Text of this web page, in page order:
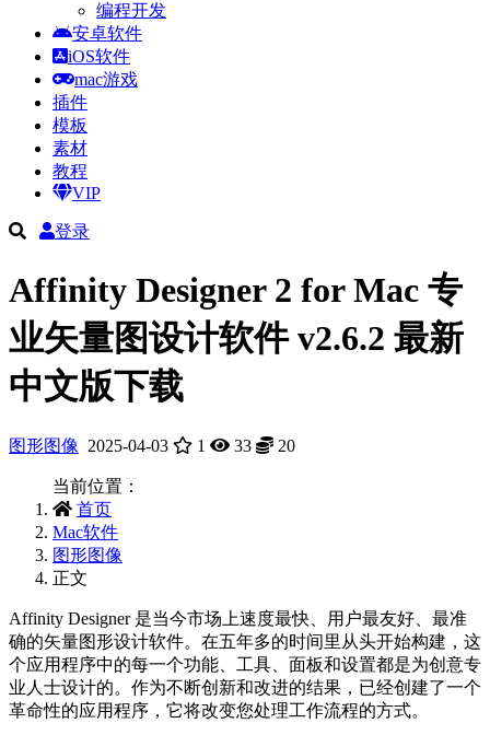
编程开发
安卓软件
iOS软件
mac游戏
插件
模板
素材
教程
VIP
登录
Affinity Designer 2 for Mac 专
业矢量图设计软件 v2.6.2 最新
中文版下载
图形图像 2025-04-03 1 33 20
当前位置：
首页
Mac软件
图形图像
正文
Affinity Designer 是当今市场上速度最快、用户最友好、最准
确的矢量图形设计软件。在五年多的时间里从头开始构建，这
个应用程序中的每一个功能、工具、面板和设置都是为创意专
业人士设计的。作为不断创新和改进的结果，已经创建了一个
革命性的应用程序，它将改变您处理工作流程的方式。